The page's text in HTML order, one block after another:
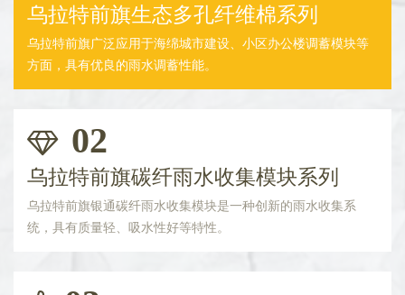
乌拉特前旗生态多孔纤维棉系列
乌拉特前旗广泛应用于海绵城市建设、小区办公楼调蓄模块等
方面，具有优良的雨水调蓄性能。
02
乌拉特前旗碳纤雨水收集模块系列
乌拉特前旗银通碳纤雨水收集模块是一种创新的雨水收集系
统，具有质量轻、吸水性好等特性。